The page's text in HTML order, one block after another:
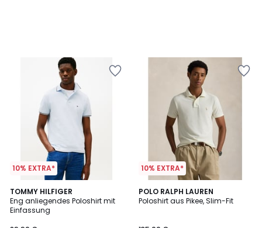
10% EXTRA*
TOMMY HILFIGER
Eng anliegendes Poloshirt mit
Einfassung
2
Farben
10% EXTRA*
POLO RALPH LAUREN
Poloshirt aus Pikee, Slim-Fit
4,4
/ 5
5
Farben